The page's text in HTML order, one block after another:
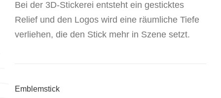
Bei der 3D-Stickerei entsteht ein gesticktes
Relief und den Logos wird eine räumliche Tiefe
verliehen, die den Stick mehr in Szene setzt.
Emblemstick